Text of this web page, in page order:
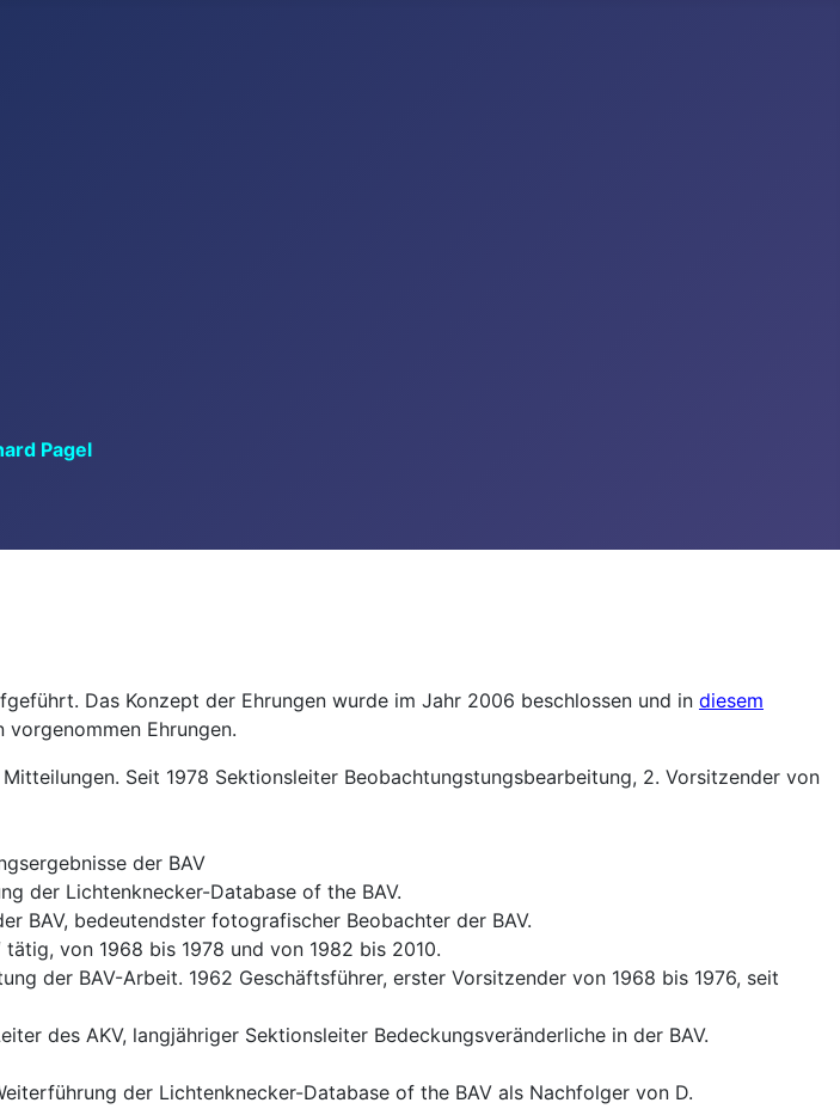
Pagel
Das Konzept der Ehrungen wurde im Jahr 2006 beschlossen und in diesem
vorgenommen Ehrungen.
Seit 1978 Sektionsleiter Beobachtungstungsbearbeitung, 2. Vorsitzender von
der BAV
der Lichtenknecker-Database of the BAV.
BAV, bedeutendster fotografischer Beobachter der BAV.
von 1968 bis 1978 und von 1982 bis 2010.
der BAV-Arbeit. 1962 Geschäftsführer, erster Vorsitzender von 1968 bis 1976, seit
des AKV, langjähriger Sektionsleiter Bedeckungsveränderliche in der BAV.
der Lichtenknecker-Database of the BAV als Nachfolger von D.